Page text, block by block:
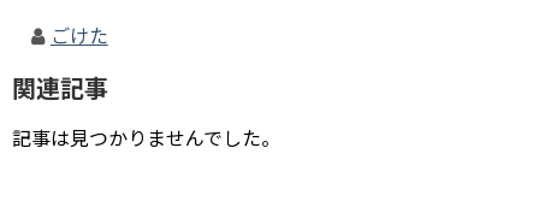
ごけた
関連記事
記事は見つかりませんでした。